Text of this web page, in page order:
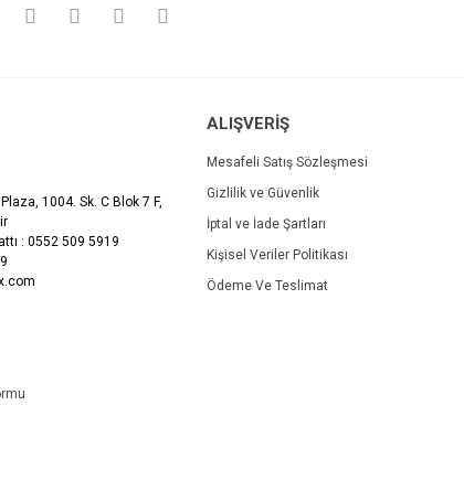
1004. Sk. C Blok 7 F,
: 0552 509 5919
ALIŞVERİŞ
Mesafeli Satış Sözleşmesi
Gizlilik ve Güvenlik
İptal ve İade Şartları
Kişisel Veriler Politikası
Ödeme Ve Teslimat